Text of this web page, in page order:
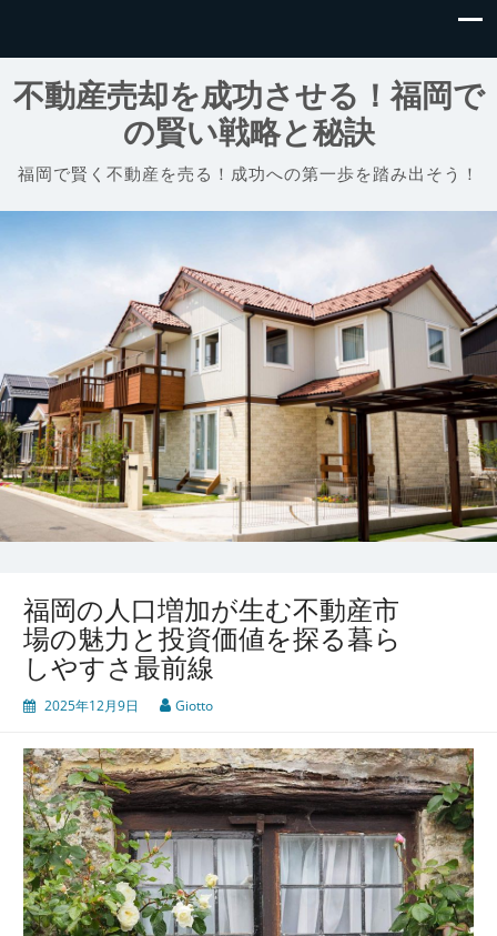
不動産売却を成功させる！福岡で
の賢い戦略と秘訣
福岡で賢く不動産を売る！成功への第一歩を踏み出そう！
福岡の人口増加が生む不動産市
場の魅力と投資価値を探る暮ら
しやすさ最前線
2025年12月9日 Giotto